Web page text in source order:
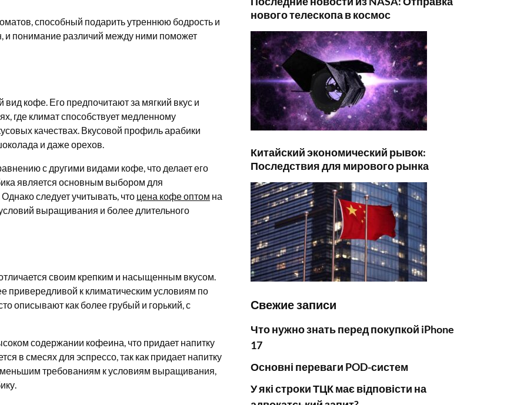
способный подарить утреннюю бодрость и
и понимание различий между ними поможет
кофе. Его предпочитают за мягкий вкус и
где климат способствует медленному
качествах. Вкусовой профиль арабики
и даже орехов.
с другими видами кофе, что делает его
является основным выбором для
следует учитывать, что цена кофе оптом на
выращивания и более длительного
своим крепким и насыщенным вкусом.
привередливой к климатическим условиям по
описывают как более грубый и горький, с
содержании кофеина, что придает напитку
в смесях для эспрессо, так как придает напитку
требованиям к условиям выращивания,
нового телескопа в космос
Китайский экономический рывок:
Последствия для мирового рынка
Свежие записи
Что нужно знать перед покупкой iPhone
17
Основні переваги POD-систем
У які строки ТЦК має відповісти на